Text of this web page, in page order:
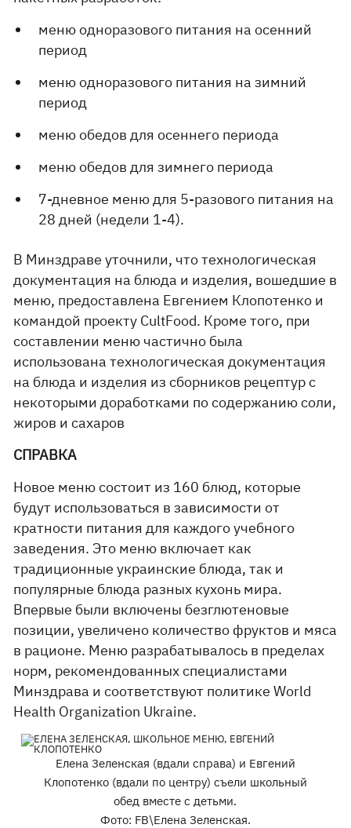
меню одноразового питания на осенний
период
меню одноразового питания на зимний
период
меню обедов для осеннего периода
меню обедов для зимнего периода
7-дневное меню для 5-разового питания на
28 дней (недели 1-4).
В Минздраве уточнили, что технологическая
документация на блюда и изделия, вошедшие в
меню, предоставлена Евгением Клопотенко и
командой проекту CultFood. Кроме того, при
составлении меню частично была
использована технологическая документация
на блюда и изделия из сборников рецептур с
некоторыми доработками по содержанию соли,
жиров и сахаров
СПРАВКА
Новое меню состоит из 160 блюд, которые
будут использоваться в зависимости от
кратности питания для каждого учебного
заведения. Это меню включает как
традиционные украинские блюда, так и
популярные блюда разных кухонь мира.
Впервые были включены безглютеновые
позиции, увеличено количество фруктов и мяса
в рационе. Меню разрабатывалось в пределах
норм, рекомендованных специалистами
Минздрава и соответствуют политике World
Health Organization Ukraine.
Елена Зеленская (вдали справа) и Евгений
Клопотенко (вдали по центру) съели школьный
обед вместе с детьми.
Фото: FB\Елена Зеленская.